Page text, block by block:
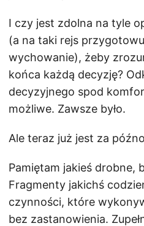
I czy jest zdolna na tyle
(a na taki rejs
wychowanie), żeby
końca każdą decyzję?
decyzyjnego spod
możliwe. Zawsze było.
Ale teraz już jest za
Pamiętam jakieś drobne,
Fragmenty jakichś
czynności, które
bez zastanowienia.